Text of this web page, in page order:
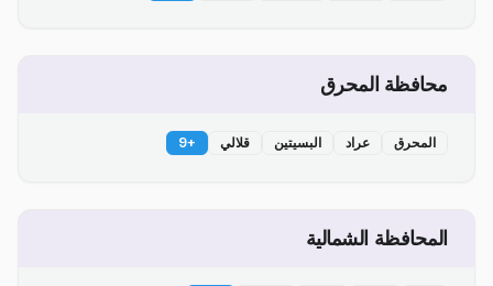
محافظة المحرق
المحرق عراد البسيتين قلالي +
9
المحافظة الشمالية